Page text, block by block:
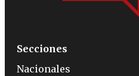
Secciones
Nacionales